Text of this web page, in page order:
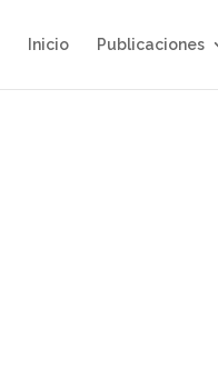
Inicio Publicaciones